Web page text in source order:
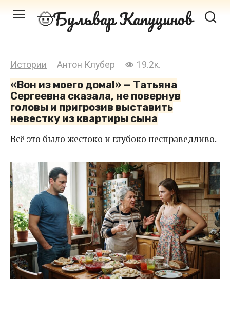
Перейти Бульвар Капуцинов
Истории Антон Клубер 19.2к.
«Вон из моего дома!» — Татьяна
Сергеевна сказала, не повернув
головы и пригрозив выставить
невестку из квартиры сына
Всё это было жестоко и глубоко несправедливо.